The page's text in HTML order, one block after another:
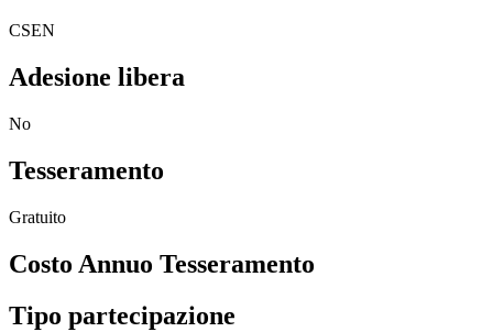
CSEN
Adesione libera
No
Tesseramento
Gratuito
Costo Annuo Tesseramento
Tipo partecipazione